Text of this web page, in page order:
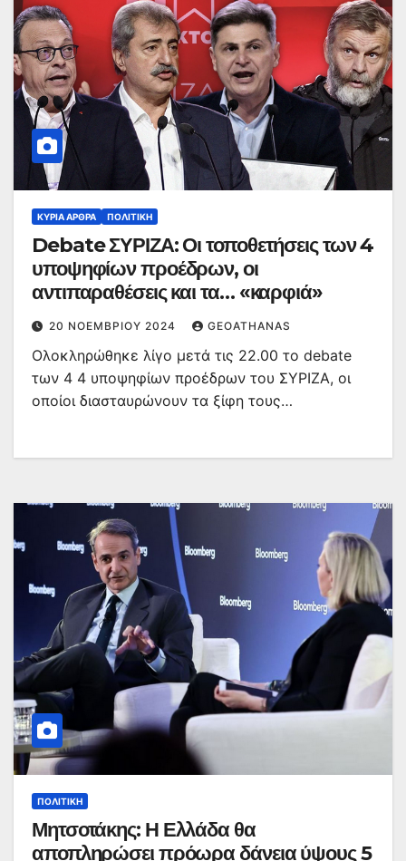
ΚΥΡΙΑ ΑΡΘΡΑ ΠΟΛΙΤΙΚΉ
Debate ΣΥΡΙΖΑ: Οι τοποθετήσεις των 4
υποψηφίων προέδρων, οι
αντιπαραθέσεις και τα… «καρφιά»
20 ΝΟΕΜΒΡΊΟΥ 2024 GEOATHANAS
Ολοκληρώθηκε λίγο μετά τις 22.00 το debate
των 4 4 υποψηφίων προέδρων του ΣΥΡΙΖΑ, οι
οποίοι διασταυρώνουν τα ξίφη τους…
ΠΟΛΙΤΙΚΉ
Μητσοτάκης: Η Ελλάδα θα
αποπληρώσει πρόωρα δάνεια ύψους 5